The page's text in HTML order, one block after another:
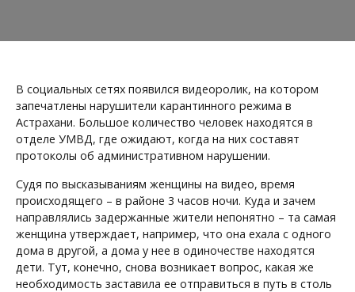
В социальных сетях появился видеоролик, на котором
запечатлены нарушители карантинного режима в
Астрахани. Большое количество человек находятся в
отделе УМВД, где ожидают, когда на них составят
протоколы об административном нарушении.
Судя по высказываниям женщины на видео, время
происходящего – в районе 3 часов ночи. Куда и зачем
направлялись задержанные жители непонятно – та самая
женщина утверждает, например, что она ехала с одного
дома в другой, а дома у нее в одиночестве находятся
дети. Тут, конечно, снова возникает вопрос, какая же
необходимость заставила ее отправиться в путь в столь